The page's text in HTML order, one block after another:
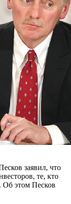
заявил, что
те, кто
Об этом Песков